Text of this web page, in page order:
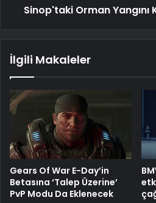
Sinop'taki Orman Yangını
İlgili Makaleler
Gears Of War E-Day’in
Betasına ‘Talep Üzerine’
PvP Modu Da Eklenecek